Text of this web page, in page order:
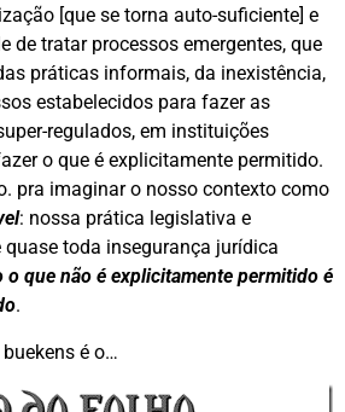
[que se torna auto-suficiente] e
de tratar processos emergentes, que
práticas informais, da inexistência,
estabelecidos para fazer as
regulados, em instituições
o que é explicitamente permitido.
pra imaginar o nosso contexto como
: nossa prática legislativa e
quase toda insegurança jurídica
o que não é explicitamente permitido é
.
é o…